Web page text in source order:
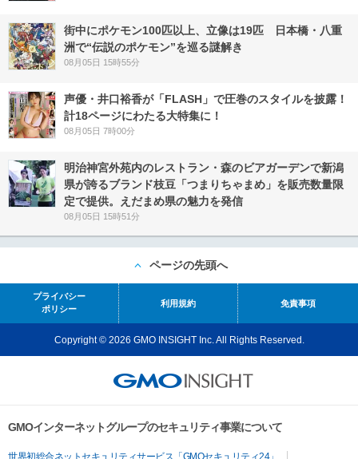
街中にポケモン100匹以上、立像は19匹 日本橋・八重
洲で“伝説のポケモン”を巡る謎解き
08月05日 15時55分
声優・井口裕香が「FLASH」で圧巻のスタイルを披露！
計18ページにわたる大特集に！
08月05日 7時00分
明治神宮外苑内のレストラン・森のビアガーデンで新潟
県が誇るブランド枝豆「つまりちゃまめ」を販売数量限
定で提供。えだまめ県の魅力を発信
08月05日 15時51分
ページの先頭へ
プライバシー
ポリシー
利用規約 免責事項
Copyright © 2026 GMO INSIGHT Inc. All Rights Reserved.
GMOインターネットグループのセキュリティ事業について
世界初総合ネットセキュリティサービス「GMOセキュリティ24」